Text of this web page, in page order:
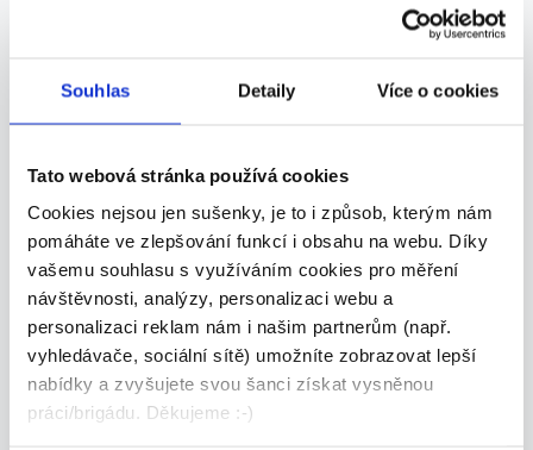
Souhlas Detaily Více o cookies
Tato webová stránka používá cookies
Cookies nejsou jen sušenky, je to i způsob, kterým nám
pomáháte ve zlepšování funkcí i obsahu na webu. Díky
vašemu souhlasu s využíváním cookies pro měření
návštěvnosti, analýzy, personalizaci webu a
personalizaci reklam nám i našim partnerům (např.
vyhledávače, sociální sítě) umožníte zobrazovat lepší
nabídky a zvyšujete svou šanci získat vysněnou
práci/brigádu. Děkujeme :-)
STAVBYVEDOUCÍ
70 000 - 90 000 Kč/měs.
LZ STAVBY A DEMOLICE s.r.o. • Pardubice
08.08.2026